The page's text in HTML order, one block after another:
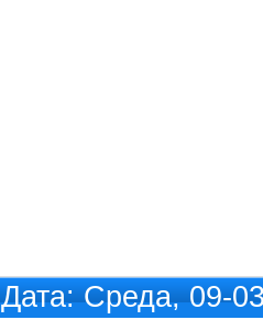
Дата: Среда, 09-